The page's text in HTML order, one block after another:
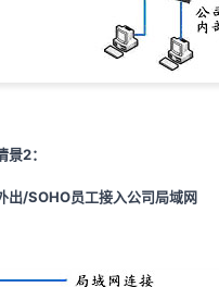
景2：
出/SOHO员工接入公司局域网